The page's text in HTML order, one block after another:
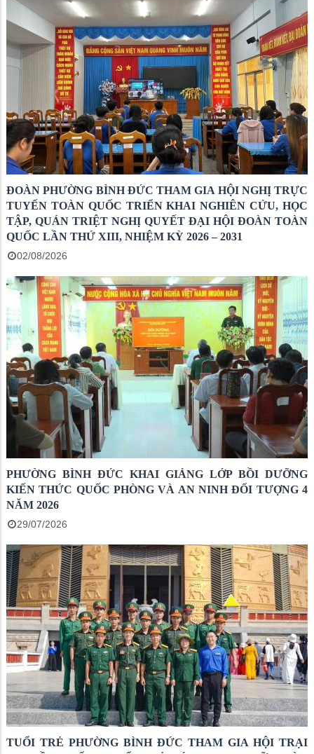
ĐOÀN PHƯỜNG BÌNH ĐỨC THAM GIA HỘI NGHỊ TRỰC
TUYẾN TOÀN QUỐC TRIỂN KHAI NGHIÊN CỨU, HỌC
TẬP, QUÁN TRIỆT NGHỊ QUYẾT ĐẠI HỘI ĐOÀN TOÀN
QUỐC LẦN THỨ XIII, NHIỆM KỲ 2026 – 2031
02/08/2026
PHƯỜNG BÌNH ĐỨC KHAI GIẢNG LỚP BỒI DƯỠNG
KIẾN THỨC QUỐC PHÒNG VÀ AN NINH ĐỐI TƯỢNG 4
NĂM 2026
29/07/2026
TUỔI TRẺ PHƯỜNG BÌNH ĐỨC THAM GIA HỘI TRẠI